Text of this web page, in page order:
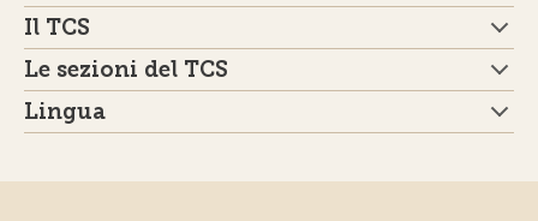
Il TCS
Le sezioni del TCS
Lingua